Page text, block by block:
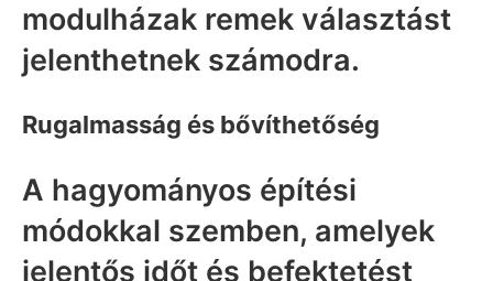
modulházak remek választást
jelenthetnek számodra.
Rugalmasság és bővíthetőség
A hagyományos építési
módokkal szemben, amelyek
jelentős időt és befektetést